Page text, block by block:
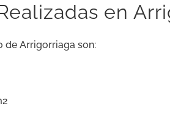
en
de Arrigorriaga son: